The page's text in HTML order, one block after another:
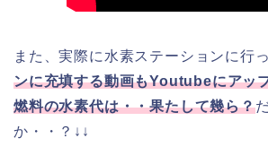
また、実際に水素ステーションに行
ンに充填する動画もYoutubeにアッ
燃料の水素代は・・果たして幾ら？
か・・？↓↓